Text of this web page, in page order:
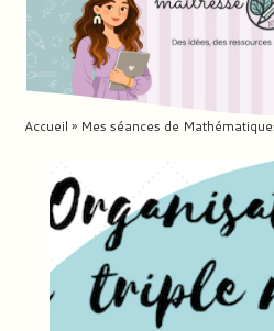
Accueil » Mes séances de